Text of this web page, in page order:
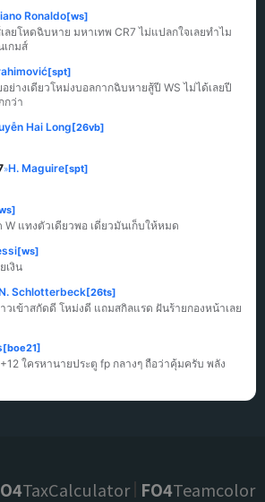
Ronaldo[ws]
ลยโหดฉิบหาย มหาเทพ CR7 ไม่แปลกใจเลยทำไม
เกมส์
[spt]
ย่างเดียวโหม่งบอลกากฉิบหายสู้ปี WS ไม่ได้เลยปี
กว่า
Hai Long[26vb]
»H. Maguire[spt]
W แทงตัวเดียวพอ เดี๋ยวมันเก็บให้หมด
[ws]
เงิน
Schlotterbeck[26ts]
วเข้าสกัดดี โหม่งดี แถมสกิลแรด ฝันร้ายกองหน้าเลย
[boe21]
ใครหานายประตู fp กลางๆ ถือว่าคุ้มครับ พลัง
TaxCalculator FO4Teamcolor